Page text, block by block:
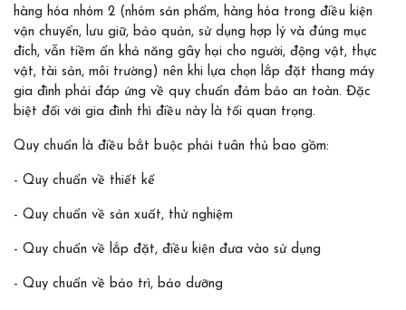
hàng hóa nhóm 2 (nhóm sản phẩm, hàng hóa trong điều kiện
vận chuyển, lưu giữ, bảo quản, sử dụng hợp lý và đúng mục
đích, vẫn tiềm ẩn khả năng gây hại cho người, động vật, thực
vật, tài sản, môi trường) nên khi lựa chọn lắp đặt thang máy
gia đình phải đáp ứng về quy chuẩn đảm bảo an toàn. Đặc
biệt đối với gia đình thì điều này là tối quan trọng.
Quy chuẩn là điều bắt buộc phải tuân thủ bao gồm:
- Quy chuẩn về thiết kế
- Quy chuẩn về sản xuất, thử nghiệm
- Quy chuẩn về lắp đặt, điều kiện đưa vào sử dụng
- Quy chuẩn về bảo trì, bảo dưỡng